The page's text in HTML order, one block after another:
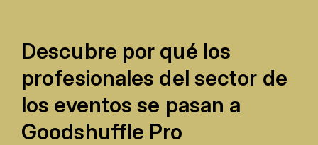
Descubre por qué los
profesionales del sector de
los eventos se pasan a
Goodshuffle Pro